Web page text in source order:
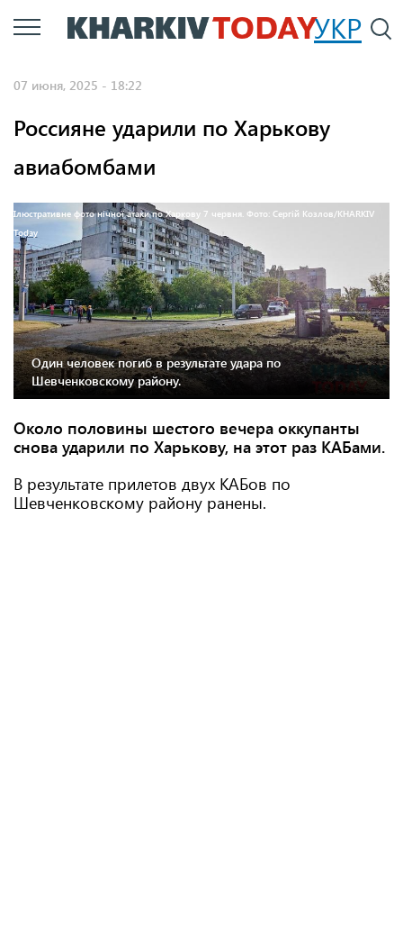
Перейти
к
УКР
07 июня, 2025 - 18:22
Россияне ударили по Харькову
авиабомбами
Ілюстративне фото нічної атаки по Харкову 7 червня. Фото: Сергій Козлов/KHARKIV
Today
Один человек погиб в результате удара по
Шевченковскому району.
Около половины шестого вечера оккупанты
снова ударили по Харькову, на этот раз КАБами.
В результате прилетов двух КАБов по
Шевченковскому району ранены.